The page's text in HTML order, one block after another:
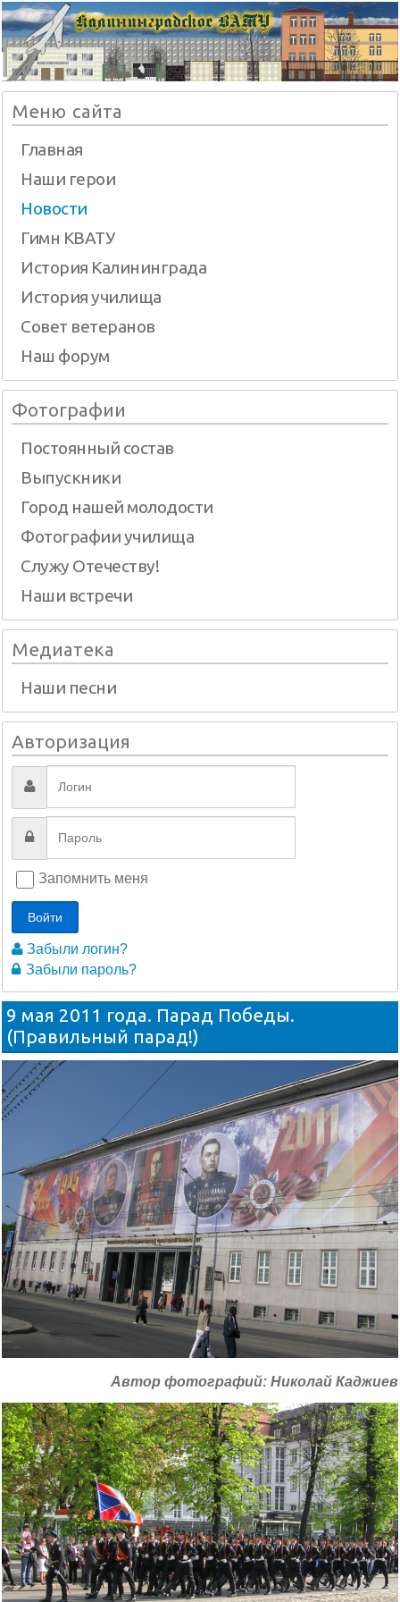
Меню сайта
Главная
Наши герои
Новости
Гимн КВАТУ
История Калининграда
История училища
Совет ветеранов
Наш форум
Фотографии
Постоянный состав
Выпускники
Город нашей молодости
Фотографии училища
Служу Отечеству!
Наши встречи
Медиатека
Наши песни
Авторизация
Запомнить меня
Войти
Забыли логин?
Забыли пароль?
9 мая 2011 года. Парад Победы.
(Правильный парад!)
Автор фотографий: Николай Каджиев